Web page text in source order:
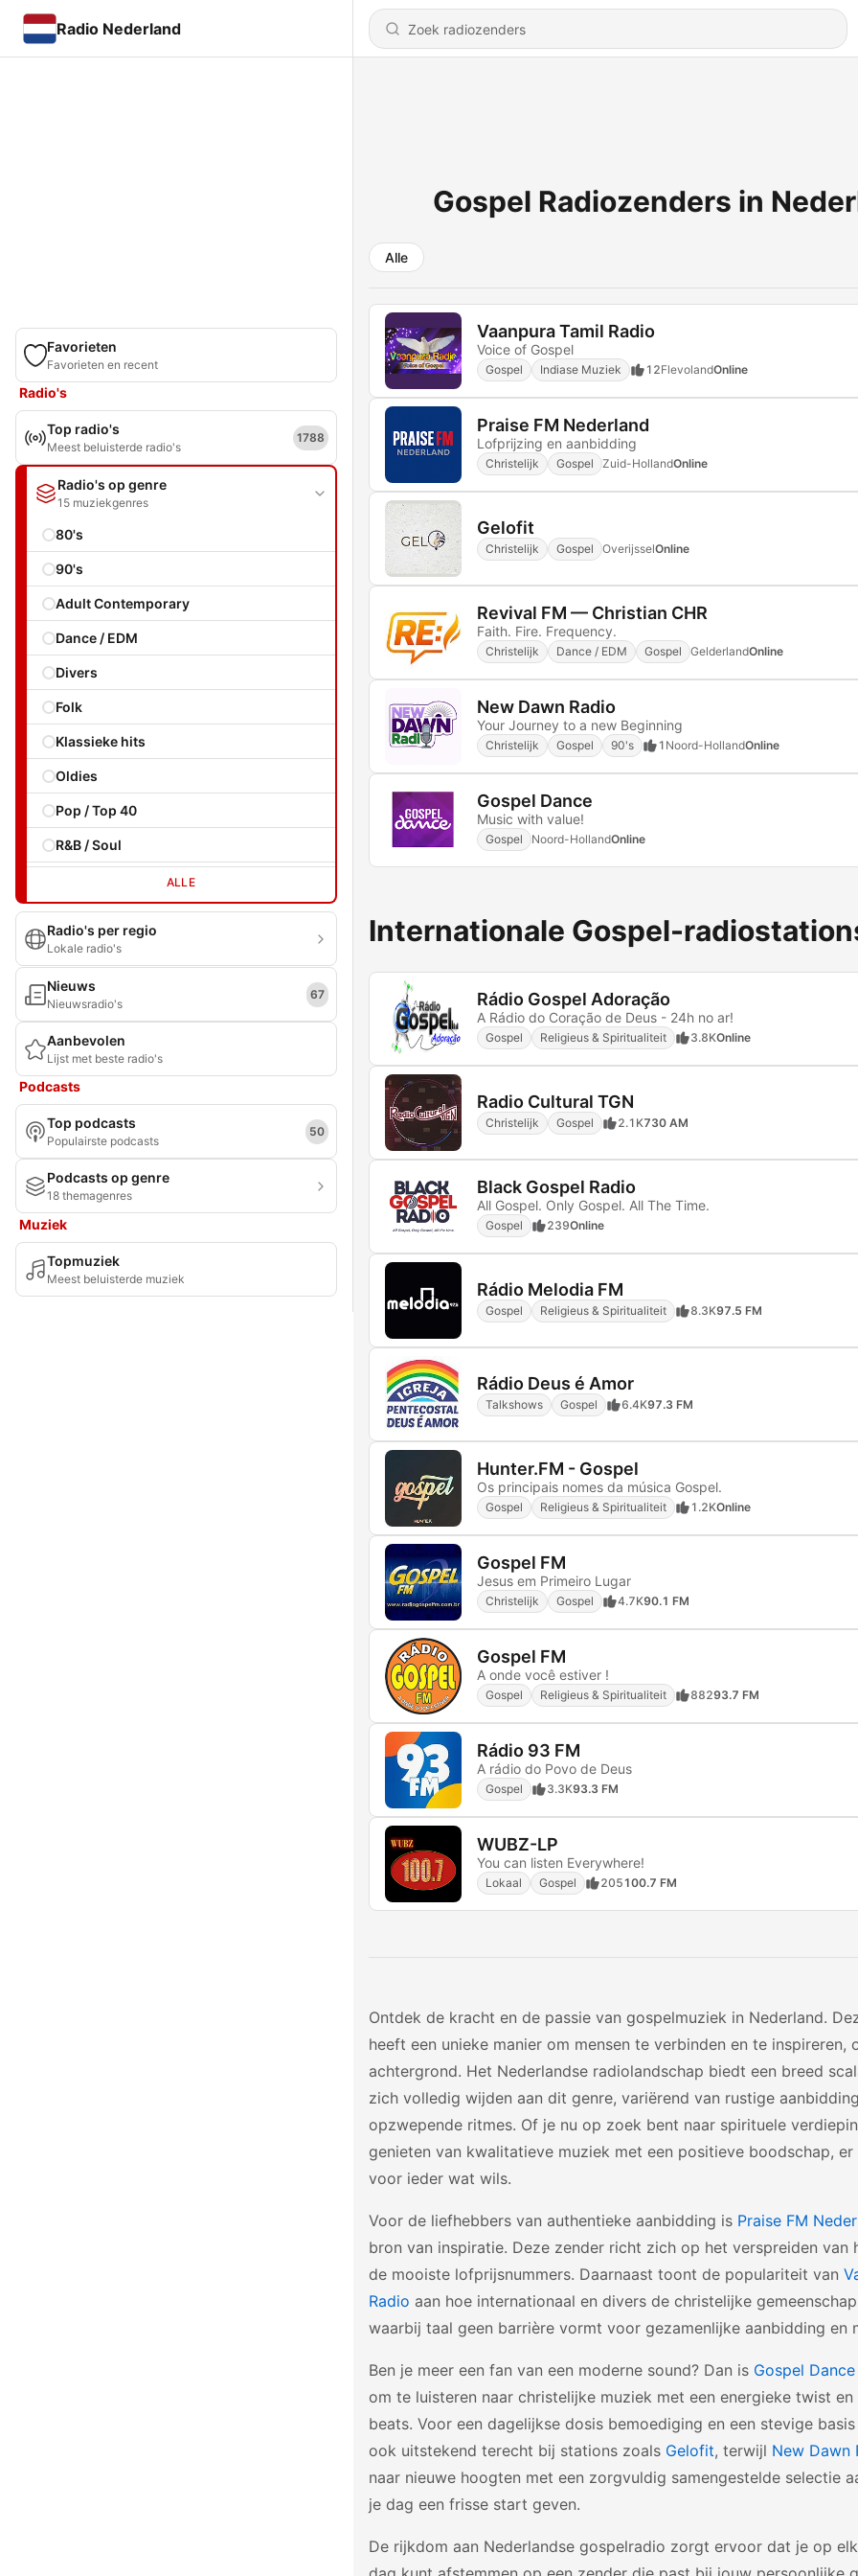
Radio Nederland
Favorieten
Favorieten en recent
Radio's
Top radio's
Meest beluisterde radio's
1788
Radio's op genre
15 muziekgenres
80's
90's
Adult Contemporary
Dance / EDM
Divers
Folk
Klassieke hits
Oldies
Pop / Top 40
R&B / Soul
ALLE
Radio's per regio
Lokale radio's
Nieuws
Nieuwsradio's
67
Aanbevolen
Lijst met beste radio's
Podcasts
Top podcasts
Populairste podcasts
50
Podcasts op genre
18 themagenres
Muziek
Topmuziek
Meest beluisterde muziek
Gospel Radiozenders in
Alle
Vaanpura Tamil Radio
Voice of Gospel
Gospel Indiase Muziek 12FlevolandOnline
Praise FM Nederland
Lofprijzing en aanbidding
Christelijk Gospel Zuid-HollandOnline
Gelofit
Christelijk Gospel OverijsselOnline
Revival FM — Christian CHR
Faith. Fire. Frequency.
Christelijk Dance / EDM Gospel GelderlandOnline
New Dawn Radio
Your Journey to a new Beginning
Christelijk Gospel 90's 1 Noord-HollandOnline
Gospel Dance
Music with value!
Gospel Noord-HollandOnline
Internationale Gospel-
Rádio Gospel Adoração
A Rádio do Coração de Deus - 24h no ar!
Gospel Religieus & Spiritualiteit 3.8KOnline
Radio Cultural TGN
Christelijk Gospel 2.1K730 AM
Black Gospel Radio
All Gospel. Only Gospel. All The Time.
Gospel 239Online
Rádio Melodia FM
Gospel Religieus & Spiritualiteit 8.3K97.5 FM
Rádio Deus é Amor
Talkshows Gospel 6.4K97.3 FM
Hunter.FM - Gospel
Os principais nomes da música Gospel.
Gospel Religieus & Spiritualiteit 1.2KOnline
Gospel FM
Jesus em Primeiro Lugar
Christelijk Gospel 4.7K90.1 FM
Gospel FM
A onde você estiver !
Gospel Religieus & Spiritualiteit 88293.7 FM
Rádio 93 FM
A rádio do Povo de Deus
Gospel 3.3K93.3 FM
WUBZ-LP
You can listen Everywhere!
Lokaal Gospel 205100.7 FM
Ontdek de kracht en de passie van gospelmuziek in Nederland.
heeft een unieke manier om mensen te verbinden en te inspireren,
achtergrond. Het Nederlandse radiolandschap biedt een breed
zich volledig wijden aan dit genre, variërend van rustige
opzwepende ritmes. Of je nu op zoek bent naar spirituele
genieten van kwalitatieve muziek met een positieve boodschap,
voor ieder wat wils.
Voor de liefhebbers van authentieke aanbidding is Praise FM
bron van inspiratie. Deze zender richt zich op het verspreiden van
de mooiste lofprijsnummers. Daarnaast toont de populariteit van
Radio aan hoe internationaal en divers de christelijke
waarbij taal geen barrière vormt voor gezamenlijke aanbidding en
Ben je meer een fan van een moderne sound? Dan is Gospel Dance
om te luisteren naar christelijke muziek met een energieke twist en
beats. Voor een dagelijkse dosis bemoediging en een stevige
ook uitstekend terecht bij stations zoals Gelofit, terwijl New Dawn
naar nieuwe hoogten met een zorgvuldig samengestelde selectie
je dag een frisse start geven.
De rijkdom aan Nederlandse gospelradio zorgt ervoor dat je op